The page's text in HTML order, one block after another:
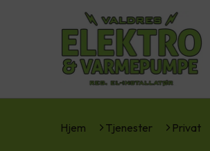
Hjem Tjenester Privat